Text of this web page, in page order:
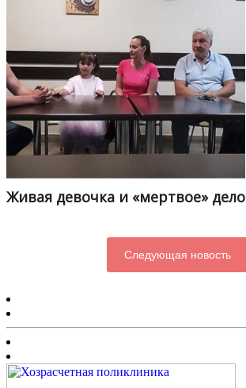
Живая девочка и «мертвое» дело
Следующая новость